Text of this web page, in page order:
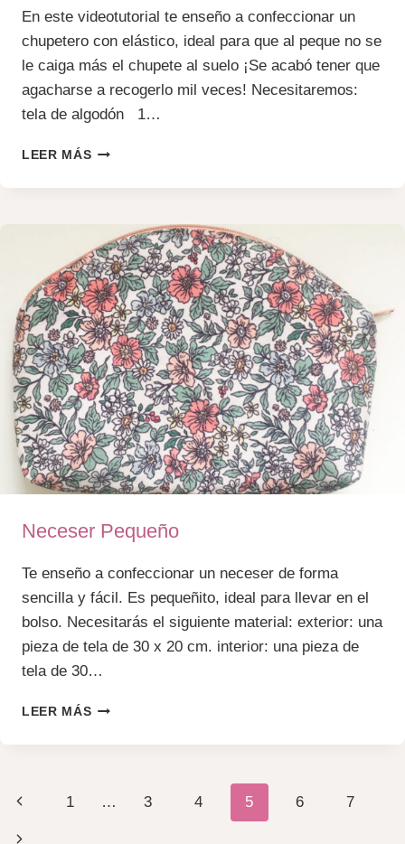
En este videotutorial te enseño a confeccionar un
chupetero con elástico, ideal para que al peque no se
le caiga más el chupete al suelo ¡Se acabó tener que
agacharse a recogerlo mil veces! Necesitaremos:
tela de algodón 1…
LEER MÁS CHUPETERO
ELÁSTICO
Neceser Pequeño
Te enseño a confeccionar un neceser de forma
sencilla y fácil. Es pequeñito, ideal para llevar en el
bolso. Necesitarás el siguiente material: exterior: una
pieza de tela de 30 x 20 cm. interior: una pieza de
tela de 30…
LEER MÁS NECESER
Navegación
Página
anterior
1 … 3 4 5 6 7
Siguiente